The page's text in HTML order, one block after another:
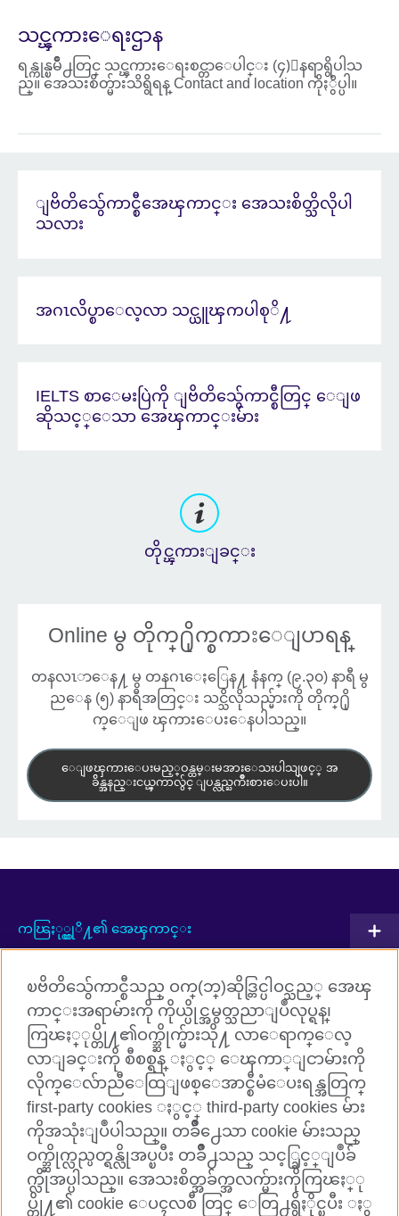
သင္ၾကားေရးဌာန
ရန္ကုန္ၿမိဳ႕တြင္ သင္ၾကားေရးစင္တာေပါင္း (၄)ေနရာရွိပါသ
ည္။ အေသးစိတ္မ်ားသိရွိရန္ Contact and location ကိုႏွိပ္ပါ။
ျဗိတိသွ်ေကာင္စီအေၾကာင္း အေသးစိတ္သိလိုပါ
သလား
အဂၤလိပ္စာေလ့လာ သင္ယူၾကပါစုိ႔
IELTS စာေမးပြဲကို ျဗိတိသွ်ေကာင္စီတြင္ ေျဖ
ဆိုသင့္ေသာ အေၾကာင္းမ်ား
တိုင္ၾကားျခင္း
Online မွ တိုက္႐ိုက္စကားေျပာရန္
တနလၤာေန႔ မွ တနဂၤေႏြေန႔ နံနက္ (၉.၃၀) နာရီ မွ
ည‌ေန (၅) နာရီအတြင္း သင္သိလိုသည္မ်ားကို တိုက္႐ို
က္ေျဖ ၾကားေပးေနပါသည္။
ေျဖၾကားေပးမည့္ဝန္ထမ္းမအားေသးပါသျဖင့္ အ
ခ်ိန္အနည္းငယ္ၾကာလွ်င္ ျပန္လည္ႀကိဳးစားေပးပါ။
ကၽြႏု္ပ္တုိ႔၏ အေၾကာင္း
အဂၤလိပ္ဘာသာစကားသင္ၾကားျခင္း
ကြၽႏ္ုပ္တို႔ႏွင့္ ခ်ိတ္ဆက္ပါ
Facebook TikTok
British Council Global
ၿဗိတိသွ်ေကာင္စီသည္ ဝက္(ဘ္)ဆိုဒ္တြင္ပါဝင္သည့္ အေၾ
ကာင္းအရာမ်ားကို ကိုယ္ပိုင္အမွတ္သညာျပဳလုပ္ရန္၊
ကြၽႏ္ုပ္တို႔၏ဝက္ဘ္ဆိုက္မ်ားသို႔ လာေရာက္ေလ့
လာျခင္းကို စီစစ္ရန္ ႏွင့္ ေၾကာ္ျငာမ်ားကို
လိုက္ေလ်ာညီေထြျဖစ္ေအာင္စီမံေပးရန္အတြက္
first-party cookies ႏွင့္ third-party cookies မ်ား
ကိုအသုံးျပဳပါသည္။ တခ်ိဳ႕ေသာ cookie မ်ားသည္
ဝက္ဘ္ဆိုက္လည္ပတ္ရန္လိုအပ္ၿပီး တခ်ိဳ႕သည္ သင့္ခြင့္ျပဳခ်
က္လိုအပ္ပါသည္။ အေသးစိတ္အခ်က္အလက္မ်ားကိုကြၽႏ္ု
ပ္တို႔၏ cookie ေပၚလစီ တြင္ ေတြ႕ရွိႏိုင္ၿပီး ႏွ